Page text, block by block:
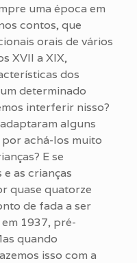
uma época em
contos, que
orais de vários
XVII a XIX,
dos
determinado
interferir nisso?
alguns
achá-los muito
E se
as crianças
quase quatorze
de fada a ser
1937, pré-
quando
isso com a